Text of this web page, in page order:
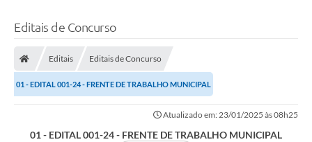
Editais de Concurso
Editais Editais de Concurso
01 - EDITAL 001-24 - FRENTE DE TRABALHO MUNICIPAL
Atualizado em: 23/01/2025 às 08h25
01 - EDITAL 001-24 - FRENTE DE TRABALHO MUNICIPAL